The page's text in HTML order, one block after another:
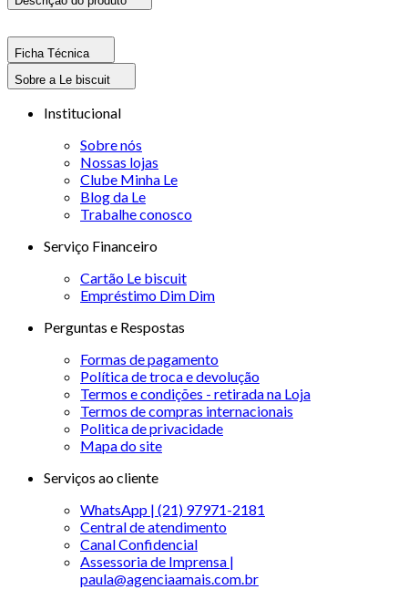
Ficha Técnica
Sobre a Le biscuit
Institucional
Sobre nós
Nossas lojas
Clube Minha Le
Blog da Le
Trabalhe conosco
Serviço Financeiro
Cartão Le biscuit
Empréstimo Dim Dim
Perguntas e Respostas
Formas de pagamento
Política de troca e devolução
Termos e condições - retirada na Loja
Termos de compras internacionais
Politica de privacidade
Mapa do site
Serviços ao cliente
WhatsApp | (21) 97971-2181
Central de atendimento
Canal Confidencial
Assessoria de Imprensa |
paula@agenciaamais.com.br